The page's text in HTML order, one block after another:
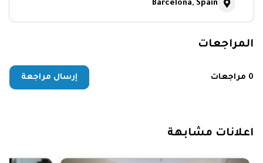
Barcelona, Spain
المراجعات
0 مراجعات إرسال مراجعة
اعلانات مشابهة